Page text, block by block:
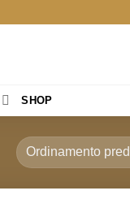
SHOP